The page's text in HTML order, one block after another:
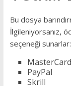
Bu dosya
İlgileniyorsanız,
seçeneği sunarlar:
PayPal
Skrill